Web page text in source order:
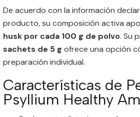
De acuerdo con la información
producto, su composición activa
husk por cada 100 g de polvo. Su
sachets de 5 g ofrece una opción
preparación individual.
Características de
Psyllium Healthy